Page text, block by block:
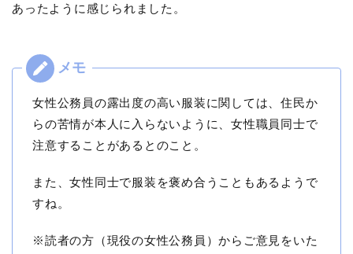
あったように感じられました。
女性公務員の露出度の高い服装に関しては、住民か
らの苦情が本人に入らないように、女性職員同士で
注意することがあるとのこと。
また、女性同士で服装を褒め合うこともあるようで
すね。
※読者の方（現役の女性公務員）からご意見をいた